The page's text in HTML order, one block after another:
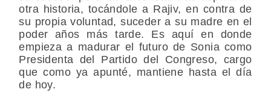
otra historia, tocándole a Rajiv, en contra de
su propia voluntad, suceder a su madre en el
poder años más tarde. Es aquí en donde
empieza a madurar el futuro de Sonia como
Presidenta del Partido del Congreso, cargo
que como ya apunté, mantiene hasta el día
de hoy.